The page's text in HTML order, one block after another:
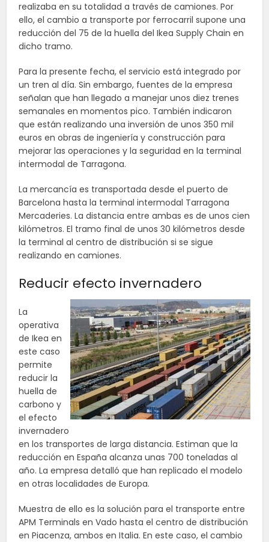
realizaba en su totalidad a través de camiones. Por
ello, el cambio a transporte por ferrocarril supone una
reducción del 75 de la huella del Ikea Supply Chain en
dicho tramo.
Para la presente fecha, el servicio está integrado por
un tren al día. Sin embargo, fuentes de la empresa
señalan que han llegado a manejar unos diez trenes
semanales en momentos pico. También indicaron
que están realizando una inversión de unos 350 mil
euros en obras de ingeniería y construcción para
mejorar las operaciones y la seguridad en la terminal
intermodal de Tarragona.
La mercancía es transportada desde el puerto de
Barcelona hasta la terminal intermodal Tarragona
Mercaderies. La distancia entre ambas es de unos cien
kilómetros. El tramo final de unos 30 kilómetros desde
la terminal al centro de distribución si se sigue
realizando en camiones.
Reducir efecto invernadero
La
operativa
de Ikea en
este caso
permite
reducir la
huella de
carbono y
el efecto
invernadero
en los transportes de larga distancia. Estiman que la
reducción en España alcanza unas 700 toneladas al
año. La empresa detalló que han replicado el modelo
en otras localidades de Europa.
Muestra de ello es la solución para el transporte entre
APM Terminals en Vado hasta el centro de distribución
en Piacenza, ambos en Italia. En este caso, el cambio